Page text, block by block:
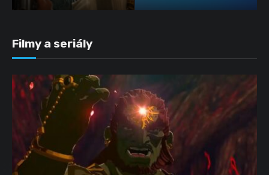
Filmy a seriály